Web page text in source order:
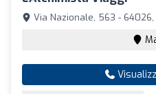
Via Nazionale, 563 -